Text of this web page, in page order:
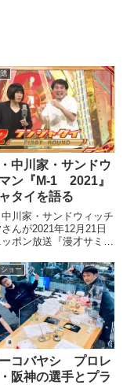
中川家・サンドウ
ン『M-1 2021』
タイを語る
川家・サンドウィッチ
んが2021年12月21日
ポン放送『漫才サミッ
ランプリ2021を振り返
ャタイのネタについ
れの採点をもとに話し
。
ョー
コバヤシ プロレ
阪神の選手とプラ